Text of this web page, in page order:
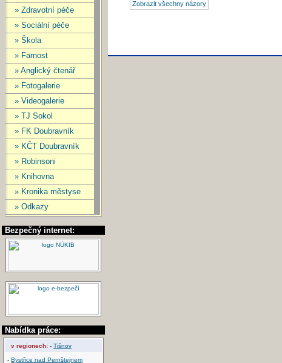
» Zdravotní péče
» Sociální péče
» Škola
» Farnost
» Anglický čtenář
» Fotogalerie
» Videogalerie
» TJ Sokol
» FK Doubravník
» KČT Doubravník
» Robinsoni
» Knihovna
» Kronika městyse
» Odkazy
Bezpečný internet:
Nabídka práce:
v regionech: - Tišnov
- Bystřice nad Pernštejnem